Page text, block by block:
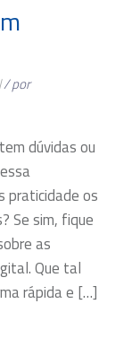
/ por
dúvidas ou
praticidade os
Se sim, fique
as
Que tal
rápida e […]